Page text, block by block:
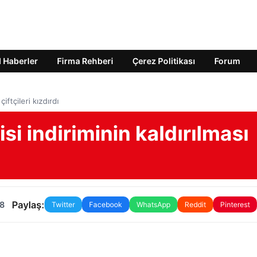
Haberler Firma Rehberi Çerez Politikası Forum
kızdırdı
indiriminin kaldırılması
Paylaş: Twitter Facebook WhatsApp Reddit Pinterest